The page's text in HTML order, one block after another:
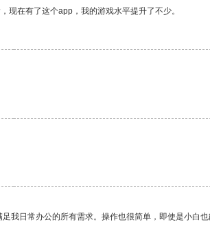
现在有了这个app，我的游戏水平提升了不少。
我日常办公的所有需求。操作也很简单，即使是小白也